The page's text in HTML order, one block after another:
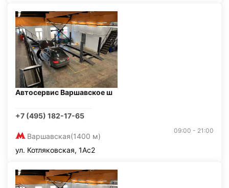
Автосервис Варшавское ш
+7 (495) 182-17-65
Варшавская(1400 м)
09:00 - 21:00
ул. Котляковская, 1Ас2